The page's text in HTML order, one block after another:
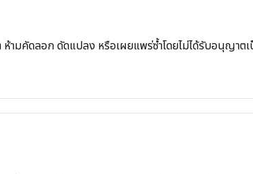
มคัดลอก ดัดแปลง หรือเผยแพร่ซ้ำโดยไม่ได้รับอนุญา